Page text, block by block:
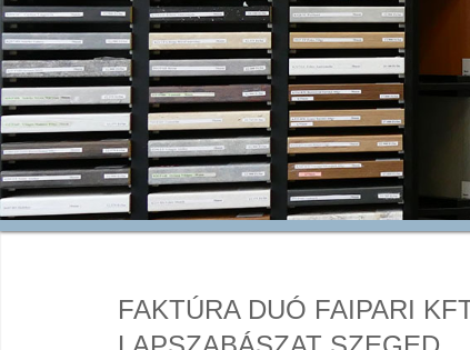
FAKTÚRA DUÓ FAIPARI